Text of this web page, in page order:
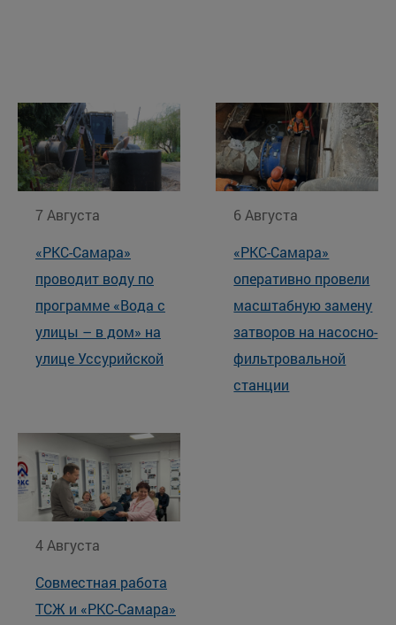
7 Августа
«РКС-Самара»
проводит воду по
программе «Вода с
улицы – в дом» на
улице Уссурийской
6 Августа
«РКС-Самара»
оперативно провели
масштабную замену
затворов на насосно-
фильтровальной
станции
4 Августа
Совместная работа
ТСЖ и «РКС-Самара»